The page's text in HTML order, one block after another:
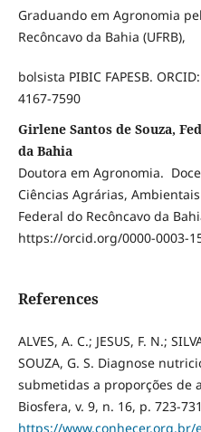
Graduando em Agronomia
Recôncavo da Bahia (UFRB),
bolsista PIBIC FAPESB.
4167-7590
Girlene Santos de Souza,
da Bahia
Doutora em Agronomia.
Ciências Agrárias,
Federal do Recôncavo da
https://orcid.org/0000-0003-
References
ALVES, A. C.; JESUS, F. N.;
SOUZA, G. S. Diagnose
submetidas a proporções de
Biosfera, v. 9, n. 16, p. 723-
https://www.conhecer.org.br/